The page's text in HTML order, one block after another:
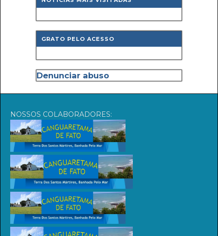
GRATO PELO ACESSO
Denunciar abuso
NOSSOS COLABORADORES: